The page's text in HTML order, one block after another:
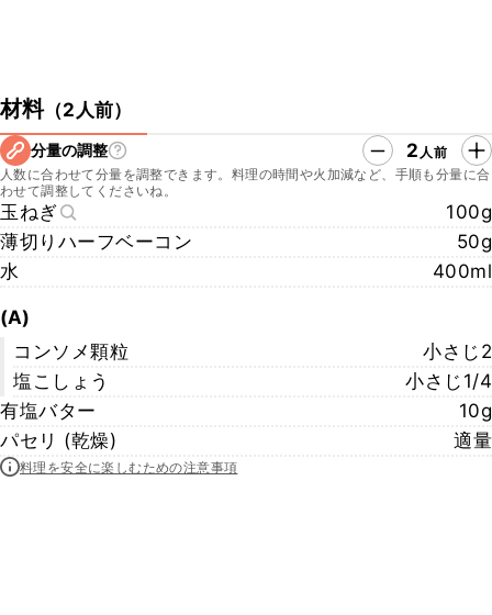
材料（2人前）
分量の調整 2 人前
人数に合わせて分量を調整できます。料理の時間や火加減など、手順も分量に合
わせて調整してくださいね。
玉ねぎ
100g
薄切りハーフベーコン
50g
水
400ml
(A)
コンソメ顆粒
小さじ2
塩こしょう
小さじ1/4
有塩バター
10g
パセリ (乾燥)
適量
料理を安全に楽しむための注意事項